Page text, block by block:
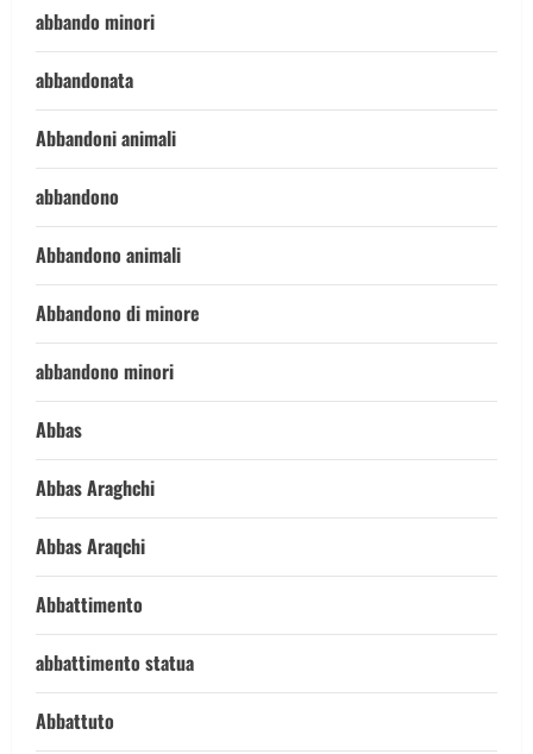
abbando minori
abbandonata
Abbandoni animali
abbandono
Abbandono animali
Abbandono di minore
abbandono minori
Abbas
Abbas Araghchi
Abbas Araqchi
Abbattimento
abbattimento statua
Abbattuto